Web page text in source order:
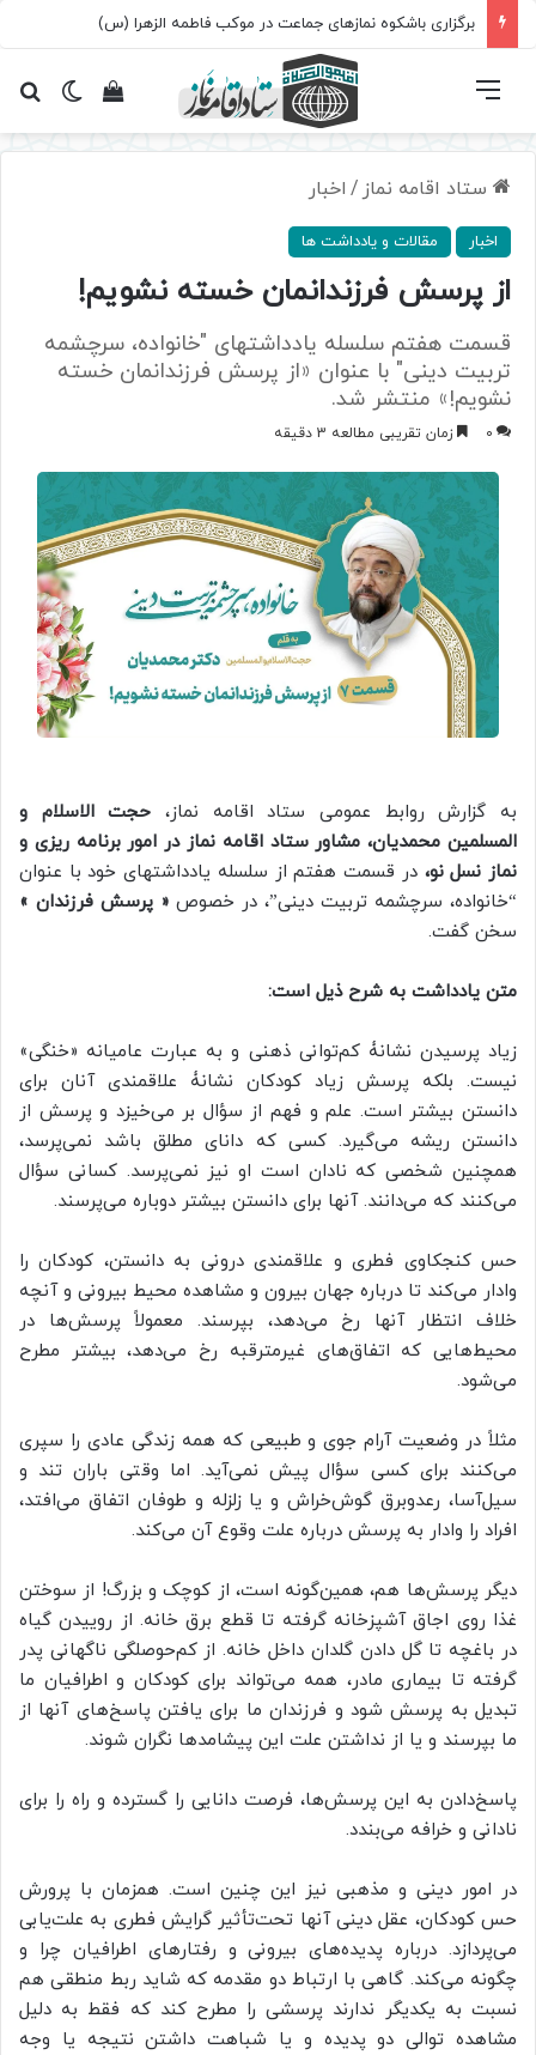
برگزاری باشکوه نمازهای جماعت در موکب فاطمه الزهرا (س)
تغییرمشاهده فهرست
ستاد اقامه نماز / اخبار
اخبار مقالات و یادداشت ها
از پرسش فرزندانمان خسته نشویم!
قسمت هفتم سلسله یادداشتهای "خانواده، سرچشمه
تربیت دینی" با عنوان «از پرسش فرزندانمان خسته
نشویم!» منتشر شد.
0 زمان تقریبی مطالعه 3 دقیقه
به گزارش روابط عمومی ستاد اقامه نماز، حجت الاسلام و
المسلمین محمدیان، مشاور ستاد اقامه نماز در امور برنامه ریزی و
نماز نسل نو، در قسمت هفتم از سلسله یادداشتهای خود با عنوان
“خانواده، سرچشمه تربیت دینی”، در خصوص « پرسش فرزندان »
سخن گفت.
متن یادداشت به شرح ذیل است:
زیاد پرسیدن نشانۀ کم‌توانی ذهنی و به عبارت عامیانه «خنگی»
نیست. بلکه پرسش زیاد کودکان نشانۀ علاقمندی آنان برای
دانستن بیشتر است. علم و فهم از سؤال بر می‌خیزد و پرسش از
دانستن ریشه می‌گیرد. کسی که دانای مطلق باشد نمی‌پرسد،
همچنین شخصی که نادان است او نیز نمی‌پرسد. کسانی سؤال
می‌کنند که می‌دانند. آنها برای دانستن بیشتر دوباره می‌پرسند.
حس کنجکاوی فطری و علاقمندی درونی به دانستن، کودکان را
وادار می‌کند تا درباره جهان بیرون و مشاهده محیط بیرونی و آنچه
خلاف انتظار آنها رخ می‌دهد، بپرسند. معمولاً پرسش‌ها در
محیط‌هایی که اتفاق‌های غیرمترقبه رخ می‌دهد، بیشتر مطرح
می‌شود.
مثلاً در وضعیت آرام جوی و طبیعی که همه زندگی عادی را سپری
می‌کنند برای کسی سؤال پیش نمی‌آید. اما وقتی باران تند و
سیل‌آسا، رعدوبرق گوش‌خراش و یا زلزله و طوفان اتفاق می‌افتد،
افراد را وادار به پرسش درباره علت وقوع آن می‌کند.
دیگر پرسش‌ها هم، همین‌گونه است، از کوچک و بزرگ! از سوختن
غذا روی اجاق آشپزخانه گرفته تا قطع برق خانه. از روییدن گیاه
در باغچه تا گل دادن گلدان داخل خانه. از کم‌حوصلگی ناگهانی پدر
گرفته تا بیماری مادر، همه می‌تواند برای کودکان و اطرافیان ما
تبدیل به پرسش شود و فرزندان ما برای یافتن پاسخ‌های آنها از
ما بپرسند و یا از نداشتن علت این پیشامدها نگران شوند.
پاسخ‌دادن به این پرسش‌ها، فرصت دانایی را گسترده و راه را برای
نادانی و خرافه می‌بندد.
در امور دینی و مذهبی نیز این چنین است. همزمان با پرورش
حس کودکان، عقل دینی آنها تحت‌تأثیر گرایش فطری به علت‌یابی
می‌پردازد. درباره پدیده‌های بیرونی و رفتارهای اطرافیان چرا و
چگونه می‌کند. گاهی با ارتباط دو مقدمه که شاید ربط منطقی هم
نسبت به یکدیگر ندارند پرسشی را مطرح کند که فقط به دلیل
مشاهده توالی دو پدیده و یا شباهت داشتن نتیجه یا وجه